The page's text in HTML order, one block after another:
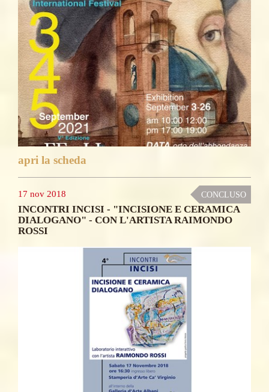
apri la scheda
17 nov 2018 CONCLUSO
INCONTRI INCISI - "INCISIONE E CERAMICA
DIALOGANO" - CON L'ARTISTA RAIMONDO
ROSSI